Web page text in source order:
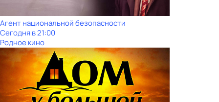
Агент национальной безопасности
Сегодня в 21:00
Родное кино